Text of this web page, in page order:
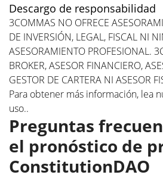
Descargo de responsabilidad
3COMMAS NO OFRECE
DE INVERSIÓN, LEGAL, FISCAL NI
ASESORAMIENTO PROFESIONAL.
BROKER, ASESOR FINANCIERO,
GESTOR DE CARTERA NI ASESOR
Para obtener más información, lea
uso..
Preguntas
el pronóstico de
ConstitutionDAO